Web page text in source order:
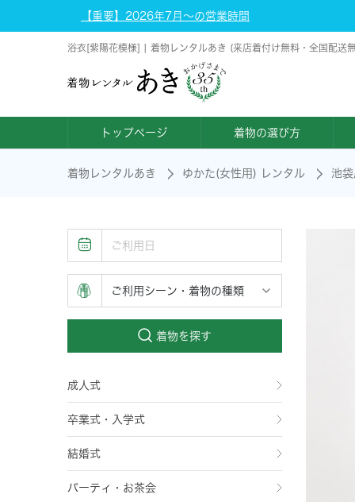
【重要】2026年7月～の営業時間
浴衣[紫陽花模様] | 着物レンタルあき (来店着付け無料・全国配送
トップページ 着物の選び方
着物レンタルあき ゆかた(女性用) レンタル 池
着物を探す
成人式
卒業式・入学式
結婚式
パーティ・お茶会